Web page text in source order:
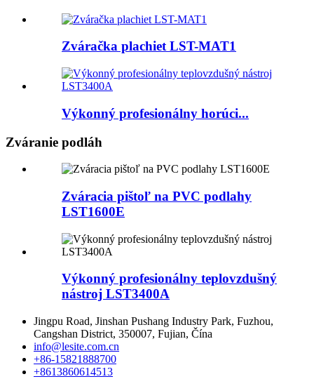
Zváračka plachiet LST-MAT1
Výkonný profesionálny horúci...
Zváranie podláh
Zváracia pištoľ na PVC podlahy
LST1600E
Výkonný profesionálny teplovzdušný
nástroj LST3400A
Jingpu Road, Jinshan Pushang Industry Park, Fuzhou,
Cangshan District, 350007, Fujian, Čína
info@lesite.com.cn
+86-15821888700
+8613860614513